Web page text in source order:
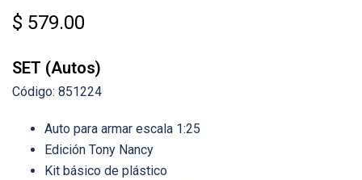
$ 579.00
SET (Autos)
Código: 851224
Auto para armar escala 1:25
Edición Tony Nancy
Kit básico de plástico